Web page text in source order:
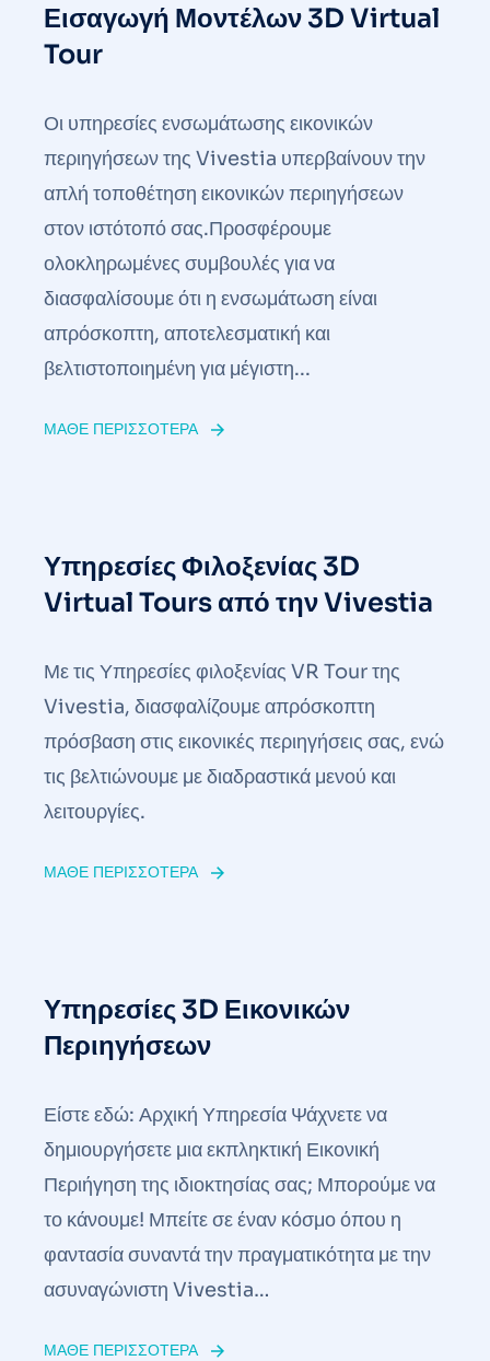
Εισαγωγή Μοντέλων 3D Virtual
Tour
Οι υπηρεσίες ενσωμάτωσης εικονικών
περιηγήσεων της Vivestia υπερβαίνουν την
απλή τοποθέτηση εικονικών περιηγήσεων
στον ιστότοπό σας.Προσφέρουμε
ολοκληρωμένες συμβουλές για να
διασφαλίσουμε ότι η ενσωμάτωση είναι
απρόσκοπτη, αποτελεσματική και
βελτιστοποιημένη για μέγιστη...
ΜΆΘΕ ΠΕΡΙΣΣΌΤΕΡΑ
Υπηρεσίες Φιλοξενίας 3D
Virtual Tours από την Vivestia
Με τις Υπηρεσίες φιλοξενίας VR Tour της
Vivestia, διασφαλίζουμε απρόσκοπτη
πρόσβαση στις εικονικές περιηγήσεις σας, ενώ
τις βελτιώνουμε με διαδραστικά μενού και
λειτουργίες.
ΜΆΘΕ ΠΕΡΙΣΣΌΤΕΡΑ
Υπηρεσίες 3D Εικονικών
Περιηγήσεων
Είστε εδώ: Αρχική Υπηρεσία Ψάχνετε να
δημιουργήσετε μια εκπληκτική Εικονική
Περιήγηση της ιδιοκτησίας σας; Μπορούμε να
το κάνουμε! Μπείτε σε έναν κόσμο όπου η
φαντασία συναντά την πραγματικότητα με την
ασυναγώνιστη Vivestia…
ΜΆΘΕ ΠΕΡΙΣΣΌΤΕΡΑ